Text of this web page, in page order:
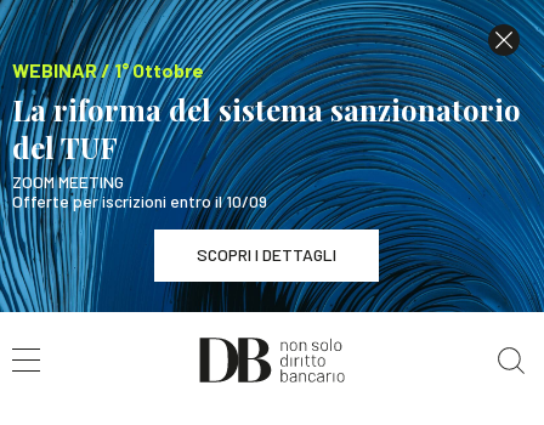
WEBINAR / 1° Ottobre
La riforma del sistema sanzionatorio
del TUF
ZOOM MEETING
Offerte per iscrizioni entro il 10/09
SCOPRI I DETTAGLI
WEBINAR / 1° Ottobre
La riforma del sistema sanzionatorio del TUF